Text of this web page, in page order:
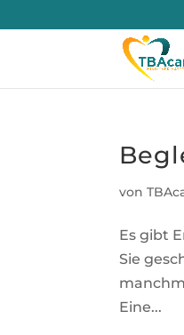
von
Es gibt
Sie
Eine...